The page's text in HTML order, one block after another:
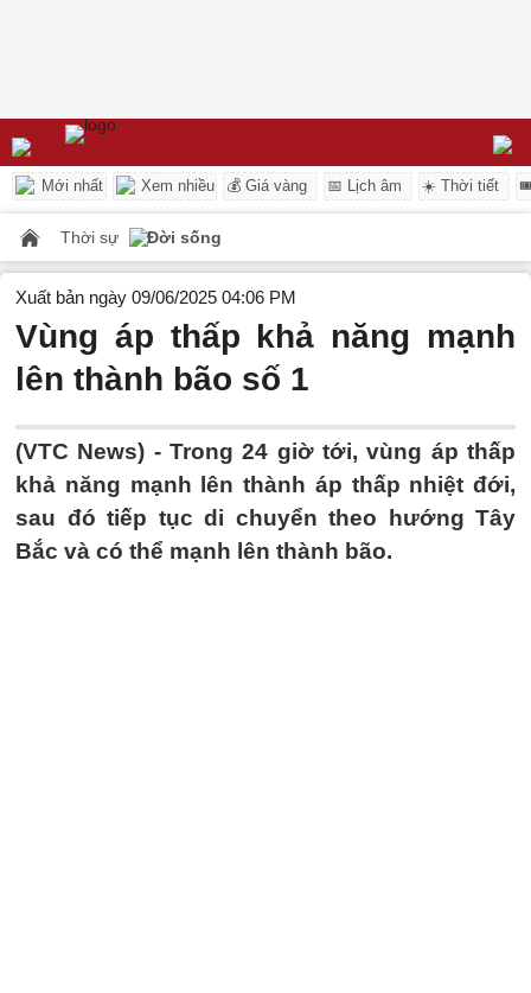
Mới nhất Xem nhiều 💰 Giá vàng 📅 Lịch âm ☀️ Thời tiết
Thời sự Đời sống
Xuất bản ngày 09/06/2025 04:06 PM
Vùng áp thấp khả năng mạnh
lên thành bão số 1
(VTC News) - Trong 24 giờ tới, vùng áp thấp
khả năng mạnh lên thành áp thấp nhiệt đới,
sau đó tiếp tục di chuyển theo hướng Tây
Bắc và có thể mạnh lên thành bão.